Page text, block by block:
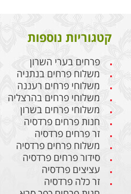
קטגוריות נוספות
פרחים בערי השרון
משלוח פרחים בנתניה
משלוחי פרחים רעננה
משלוחי פרחים בהרצליה
משלוחי פרחים בשרון
חנות פרחים פרדסיה
זר פרחים פרדסיה
משלוח פרחים פרדסיה
סידור פרחים פרדסיה
עציצים פרדסיה
זר כלה פרדסיה